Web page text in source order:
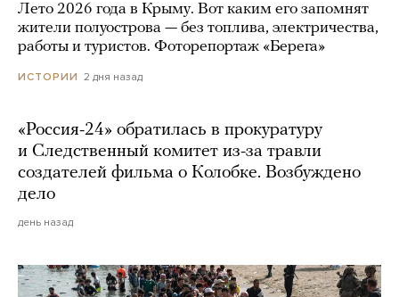
Лето 2026 года в Крыму. Вот каким его запомнят
жители полуострова — без топлива, электричества,
работы и туристов. Фоторепортаж «Берега»
ИСТОРИИ 2 дня назад
«Россия-24» обратилась в прокуратуру
и Следственный комитет из-за травли
создателей фильма о Колобке. Возбуждено
дело
день назад